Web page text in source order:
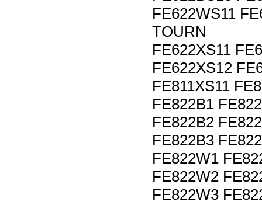
FE622WS11
TOURN
FE622XS11
FE622XS12
FE811XS11
FE822B1
FE822B2
FE822B3
FE822W1
FE822W2
FE822W3